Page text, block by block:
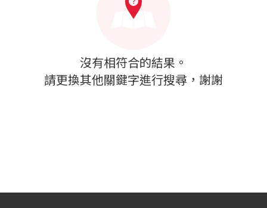
沒有相符合的結果。
請更換其他關鍵字進行搜尋，謝謝